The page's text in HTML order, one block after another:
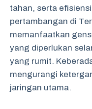
tahan, serta
pertambangan di
memanfaatkan
yang diperlukan
yang rumit.
mengurangi
jaringan utama.